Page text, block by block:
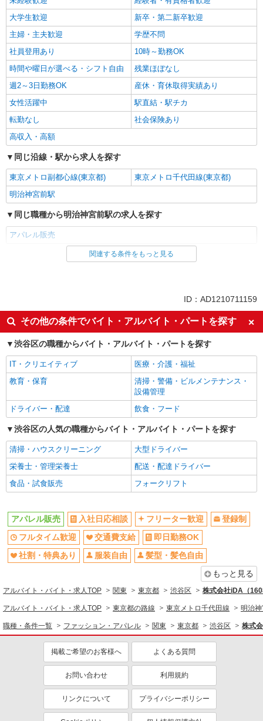
大学生歓迎
新卒・第二新卒歓迎
主婦・主夫歓迎
学歴不問
社員登用あり
10時～勤務OK
時間や曜日が選べる・シフト自由
残業ほぼなし
週2～3日勤務OK
産休・育休取得実績あり
女性活躍中
駅直結・駅チカ
転勤なし
社会保険あり
高収入・高額
同じ沿線・駅から求人を探す
東京メトロ副都心線(東京都)
東京メトロ千代田線(東京都)
明治神宮前駅
同じ職種から明治神宮前駅の求人を探す
アパレル販売
同じ雇用形態から明治神宮前駅の求人を探す
入社日応相談
フリーター歓迎
登録制
フルタイム歓迎
交通費支給
即日勤務OK
社割・特典あり
服装自由
髪型・髪色自由
ネイルOK
ピアスOK
履歴書不要
未経験歓迎
経験者・有資格者歓迎
大学生歓迎
新卒・第二新卒歓迎
主婦・主夫歓迎
学歴不問
社員登用あり
10時～勤務OK
時間や曜日が選べる・シフト自由
残業ほぼなし
女性活躍中
駅直結・駅チカ
転勤なし
社会保険あり
高収入・高額
ファッション・アパレル
アパレル販売
同じ特徴から求人を探す
服装自由
大学生歓迎
社員登用あり
週2～3日勤務OK
産休・育休取得実績あり
社会保険あり
関連する条件をもっと見る
ID：AD1210711159
その他の条件でバイト・アルバイト・パートを探す
渋谷区の職種からバイト・アルバイト・パートを探す
IT・クリエイティブ
医療・介護・福祉
教育・保育
清掃・警備・ビルメンテナンス・
設備管理
ドライバー・配達
飲食・フード
渋谷区の人気の職種からバイト・アルバイト・パートを探す
清掃・ハウスクリーニング
大型ドライバー
栄養士・管理栄養士
配送・配達ドライバー
食品・試食販売
フォークリフト
アパレル販売 入社日応相談 フリーター歓迎
登録制
フルタイム歓迎
交通費支給
即日勤務OK
社割・特典あり
服装自由
髪型・髪色自由
もっと見る
アルバイト・バイト・求人TOP 関東 東京都 渋谷区 株式会社iDA（
アルバイト・バイト・求人TOP 東京都の路線 東京メトロ千代田線 明治
職種・条件一覧 ファッション・アパレル 関東 東京都 渋谷区 株式
掲載ご希望のお客様へ よくある質問
お問い合わせ 利用規約
リンクについて プライバシーポリシー